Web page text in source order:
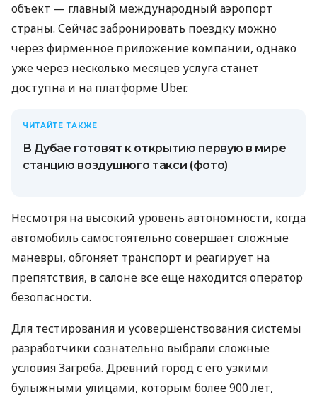
объект — главный международный аэропорт
страны. Сейчас забронировать поездку можно
через фирменное приложение компании, однако
уже через несколько месяцев услуга станет
доступна и на платформе Uber.
ЧИТАЙТЕ ТАКЖЕ
В Дубае готовят к открытию первую в мире
станцию ​​воздушного такси (фото)
Несмотря на высокий уровень автономности, когда
автомобиль самостоятельно совершает сложные
маневры, обгоняет транспорт и реагирует на
препятствия, в салоне все еще находится оператор
безопасности.
Для тестирования и усовершенствования системы
разработчики сознательно выбрали сложные
условия Загреба. Древний город с его узкими
булыжными улицами, которым более 900 лет,